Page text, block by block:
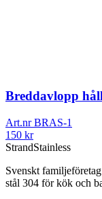
Breddavlopp
Art.nrBRAS-1
150 kr
StrandStainless
Svenskt
stål 304 för kök och